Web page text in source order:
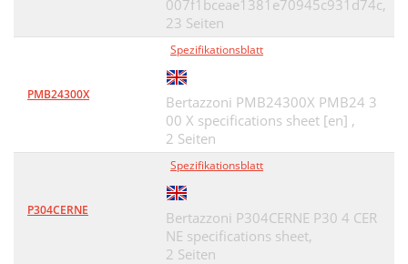
007f1bceae1381e70945c931d74c,
23 Seiten
PMB24300X
Spezifikationsblatt
Bertazzoni PMB24300X PMB24 3
00 X specifications sheet [en] ,
2 Seiten
P304CERNE
Spezifikationsblatt
Bertazzoni P304CERNE P30 4 CER
NE specifications sheet,
2 Seiten